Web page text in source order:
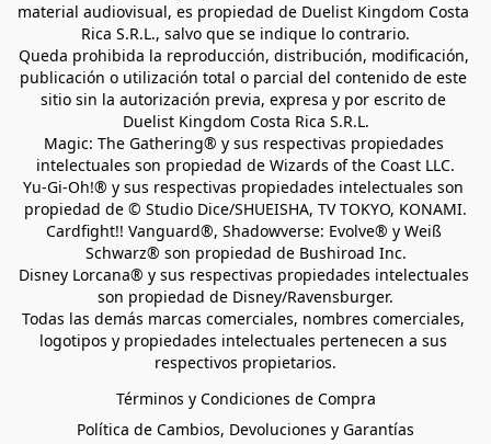
material audiovisual, es propiedad de Duelist Kingdom Costa
Rica S.R.L., salvo que se indique lo contrario.
Queda prohibida la reproducción, distribución, modificación,
publicación o utilización total o parcial del contenido de este
sitio sin la autorización previa, expresa y por escrito de
Duelist Kingdom Costa Rica S.R.L.
Magic: The Gathering® y sus respectivas propiedades
intelectuales son propiedad de Wizards of the Coast LLC.
Yu-Gi-Oh!® y sus respectivas propiedades intelectuales son
propiedad de © Studio Dice/SHUEISHA, TV TOKYO, KONAMI.
Cardfight!! Vanguard®, Shadowverse: Evolve® y Weiß
Schwarz® son propiedad de Bushiroad Inc.
Disney Lorcana® y sus respectivas propiedades intelectuales
son propiedad de Disney/Ravensburger.
Todas las demás marcas comerciales, nombres comerciales,
logotipos y propiedades intelectuales pertenecen a sus
respectivos propietarios.
Términos y Condiciones de Compra
Política de Cambios, Devoluciones y Garantías